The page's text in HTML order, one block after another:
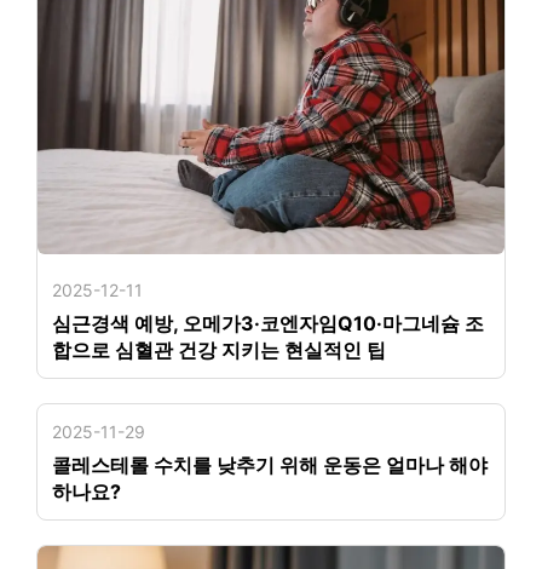
2025-12-11
심근경색 예방, 오메가3·코엔자임Q10·마그네슘 조
합으로 심혈관 건강 지키는 현실적인 팁
2025-11-29
콜레스테롤 수치를 낮추기 위해 운동은 얼마나 해야
하나요?